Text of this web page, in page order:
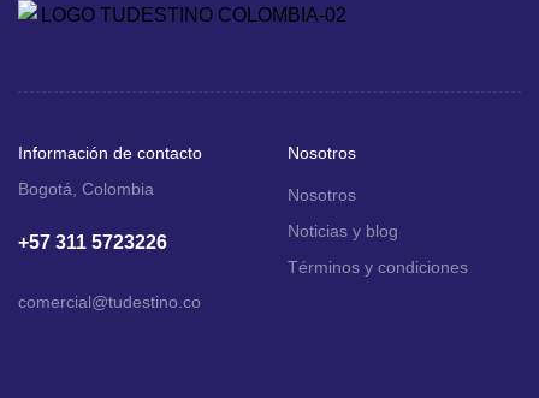
Información de contacto
Bogotá, Colombia
+57 311 5723226
comercial@tudestino.co
Nosotros
Nosotros
Noticias y blog
Términos y condiciones